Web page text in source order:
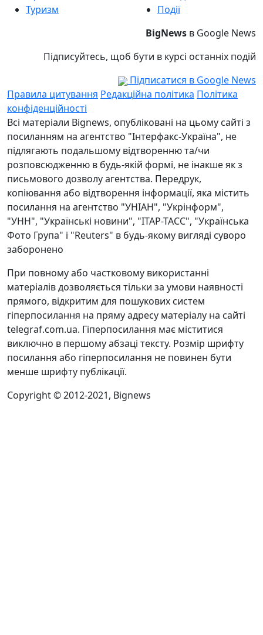
Туризм
Події
BigNews в Google News
Підписуйтесь, щоб бути в курсі останніх подій
Підписатися в Google News
Правила цитування Редакційна політика Політика
конфіденційності
Всі матеріали Bignews, опубліковані на цьому сайті з
посиланням на агентство "Інтерфакс-Україна", не
підлягають подальшому відтворенню та/чи
розповсюдженню в будь-якій формі, не інакше як з
письмового дозволу агентства. Передрук,
копіювання або відтворення інформації, яка містить
посилання на агентство "УНІАН", "Укрінформ",
"УНН", "Українські новини", "ІТАР-ТАСС", "Українська
Фото Група" і "Reuters" в будь-якому вигляді суворо
заборонено
При повному або частковому використанні
матеріалів дозволяється тільки за умови наявності
прямого, відкритим для пошукових систем
гіперпосилання на пряму адресу матеріалу на сайті
telegraf.com.ua. Гіперпосилання має міститися
виключно в першому абзаці тексту. Розмір шрифту
посилання або гіперпосилання не повинен бути
менше шрифту публікації.
Copyright © 2012-2021, Bignews